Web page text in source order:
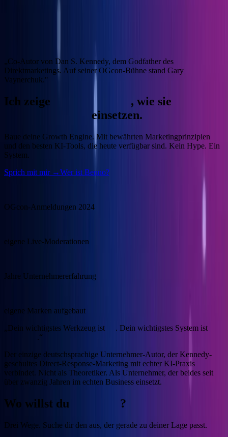
„Co-Autor von Dan S. Kennedy, dem Godfather des
Direktmarketings. Auf seiner OGcon-Bühne stand Gary
Vaynerchuk."
Ich zeige , wie sie
einsetzen.
Baue deine Growth Engine.Mit bewährten Marketingprinzipien
und den besten KI-Tools, die heute verfügbar sind. Kein Hype. Ein
System.
Sprich mit mir →Wer ist Benno?
OGcon-Anmeldungen 2024
eigene Live-Moderationen
Jahre Unternehmererfahrung
eigene Marken aufgebaut
„Dein wichtigstes Werkzeug ist
. Dein wichtigstes System ist
.“
Der einzige deutschsprachige Unternehmer-Autor, der Kennedy-
geschultes Direct-Response-Marketing mit echter KI-Praxis
verbindet. Nicht als Theoretiker. Als Unternehmer, der beides seit
über zwanzig Jahren im echten Business einsetzt.
Wo willst du ?
Drei Wege. Suche dir den aus, der gerade zu deiner Lage passt.